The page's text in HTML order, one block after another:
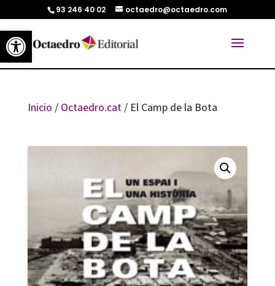
Abrir barra de herramientas
93 246 40 02 octaedro@octaedro.com
Inicio / Octaedro.cat/ El Camp de la Bota